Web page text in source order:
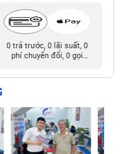
0 trả trước, 0 lãi suất, 0
phí chuyển đổi, 0 gọi